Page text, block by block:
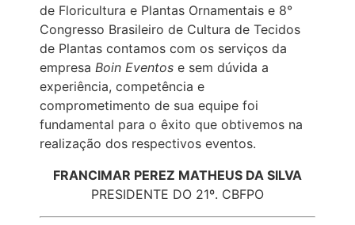
de Floricultura e Plantas Ornamentais e 8°
Congresso Brasileiro de Cultura de Tecidos
de Plantas contamos com os serviços da
empresa Boin Eventos e sem dúvida a
experiência, competência e
comprometimento de sua equipe foi
fundamental para o êxito que obtivemos na
realização dos respectivos eventos.
FRANCIMAR PEREZ MATHEUS DA SILVA
PRESIDENTE DO 21º. CBFPO